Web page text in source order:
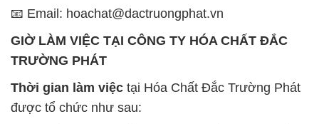
📧 Email: hoachat@dactruongphat.vn
GIỜ LÀM VIỆC TẠI CÔNG TY HÓA CHẤT ĐẮC
TRƯỜNG PHÁT
Thời gian làm việc tại Hóa Chất Đắc Trường Phát
được tổ chức như sau: